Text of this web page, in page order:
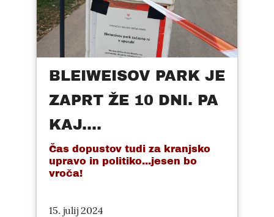
BLEIWEISOV PARK JE
ZAPRT ŽE 10 DNI. PA
KAJ....
Čas dopustov tudi za kranjsko
upravo in politiko...jesen bo
vroča!
15. julij 2024